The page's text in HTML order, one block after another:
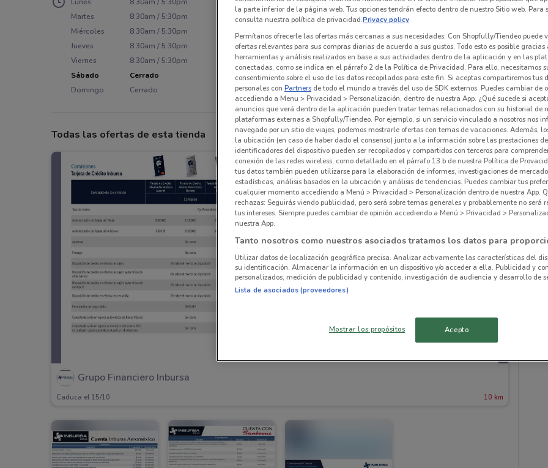
Martes
8:30am / 5:30pm
Miércoles
8:30am / 5:30pm
Jueves
8:30am / 5:30pm
Viernes
8:30am / 5:30pm
Sábado
Cerrado
Domingo
Cerrado
Todas las ofertas de esta tienda
Grupo Financiero Inbursa
Caduca el 15/10 10 km
la parte inferior de la página web. Tus opciones tendrán efecto dentro de nuestro Sitio web. Para
consulta nuestra política de privacidad.Privacy policy
Permítanos ofrecerle las ofertas más cercanas a sus necesidades: Con Shopfully/Tiendeo puede
ofertas relevantes para sus compras diarias de acuerdo a sus gustos. Todo esto es posible gracias
herramientas y análisis realizados en base a sus actividades dentro de la aplicación y en las
conectadas, como se indica en el párrafo 2 de la Política de Privacidad. Para ello, necesitamos
consentimiento sobre el uso de los datos recopilados para este fin. Si aceptas compartiremos tus
personales con Partners de todo el mundo a través del uso de SDK externos. Puedes cambiar de
accediendo a Menu > Privacidad > Personalización, dentro de nuestra App. ¿Qué sucede si
anuncios que verá dentro de la aplicación pueden tratar temas relacionados con su historial de
plataformas externas a Shopfully/Tiendeo. Por ejemplo, si un servicio vinculado a nosotros nos
navegado por un sitio de viajes, podemos mostrarle ofertas con temas de vacaciones. Además,
la ubicación (en caso de haber dado el consenso) junto a la información sobre las prestaciones
identificadores del dispositivo pueden ser recopilados y compartidos con terceros para
conexión de las redes wireless, como detallado en el párrafo 13.b de nuestra Política de
tus datos también pueden utilizarse para la elaboración de informes, investigaciones de
estadísticas, análisis basados en la ubicación y análisis de tendencias. Puedes cambiar tus
cualquier momento accediendo a Menú > Privacidad > Personalización dentro de nuestra App.
rechazas: Seguirás viendo publicidad, pero será sobre temas generales y probablemente no será
tus intereses. Siempre puedes cambiar de opinión accediendo a Menú > Privacidad >
nuestra App.
Tanto nosotros como nuestros asociados tratamos los datos para
Utilizar datos de localización geográfica precisa. Analizar activamente las características del
su identificación. Almacenar la información en un dispositivo y/o acceder a ella. Publicidad y
personalizados, medición de publicidad y contenido, investigación de audiencia y desarrollo de
Lista de asociados (proveedores)
Mostrar los propósitos Acepto